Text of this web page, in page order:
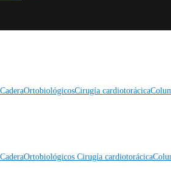
CaderaOrtobiológicosCirugía cardiotorácica
CaderaOrtobiológicos Cirugía cardiotorácica